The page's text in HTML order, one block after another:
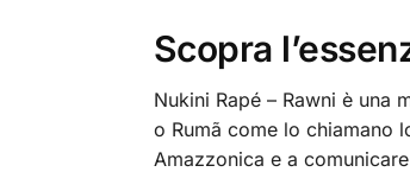
Scopra
Nukini Rapé – Rawni è una
o Rumã come lo chiamano
Amazzonica e a